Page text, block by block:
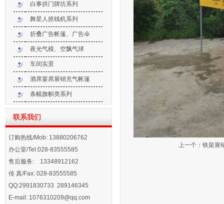
白事拱门牌坊系列
舞星人抓钱机系列
折叠广告帐篷、广告伞
夜光气模、空飘气球
车间实景
酒席宴席展销充气帐篷
条幅旗帜类系列
联系我们
订购热线/Mob: 13880206762
办公室/Tel:028-83555585
售后服务: 13348912162
传 真/Fax: 028-83555585
QQ:2991830733 289146345
E-mail: 1076310209@qq.com
天宝气模，承接批量订单，诚信
****，值得信赖！
我厂长期生产各种款式气模拱门、宫
灯气柱、卡通、仿真气模造型、充气
活动帐篷、金色气模、婚庆寿庆气
模、白事气模、酒席铁架帐篷等，规
格齐全。各种款式可以根据要求订做
尺寸大小。欢迎合作！
上一个： 铁架展